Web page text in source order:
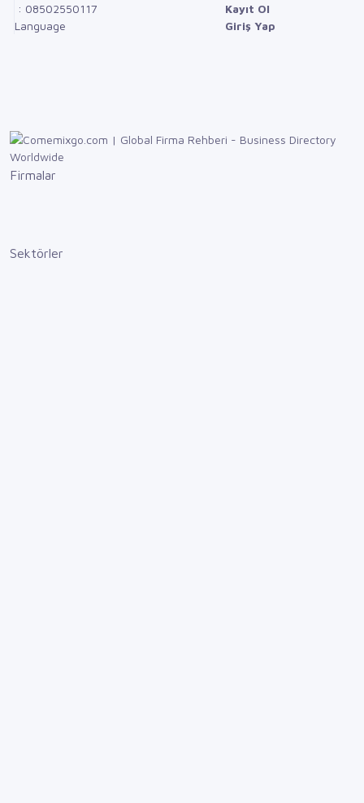
: 08502550117
Language
Kayıt Ol
Giriş Yap
Firmalar
Sektörler